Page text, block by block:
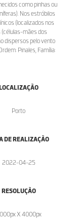
como pinhas ou
Nos estróbilos
(localizados nos
mães dos
dispersos pelo vento
Pinales, Família:
Porto
DE REALIZAÇÃO
2022-04-25
RESOLUÇÃO
X 4000px